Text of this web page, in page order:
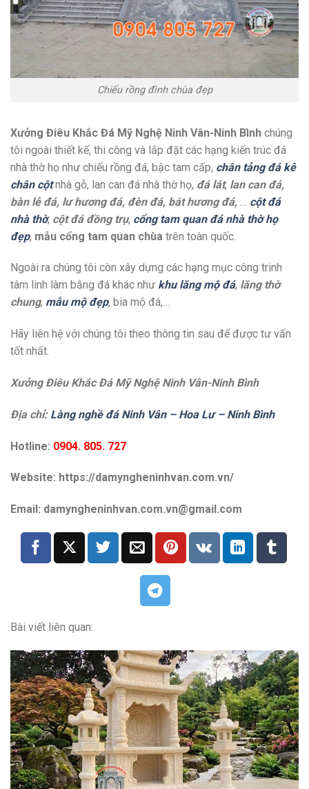
Chiếu rồng đình chùa đẹp
Xưởng Điêu Khắc Đá Mỹ Nghệ Ninh Vân-Ninh Bình chúng
tôi ngoài thiết kế, thi công và lắp đặt các hạng kiến trúc đá
nhà thờ họ như chiếu rồng đá, bậc tam cấp, chân tảng đá kê
chân cộtnhà gỗ, lan can đá nhà thờ họ, đá lát, lan can đá,
bàn lễ đá, lư hương đá, đèn đá, bát hương đá,
cột đá
nhà thờ, cột đá đồng trụ, cổng tam quan đá nhà thờ họ
đẹp, mẫu cổng tam quan chùa trên toàn quốc.
Ngoài ra chúng tôi còn xây dựng các hạng mục công trinh
tâm linh làm bằng đá khác như khu lăng mộ đá, lăng thờ
chung, mẫu mộ đẹp, bia mộ đá,…
Hãy liên hệ với chúng tôi theo thông tin sau để được tư vấn
tốt nhất.
Xưởng Điêu Khắc Đá Mỹ Nghệ Ninh Vân-Ninh Bình
Địa chỉ: Làng nghề đá Ninh Vân – Hoa Lư – Ninh Bình
Hotline: 0904. 805. 727
Website: https://damyngheninhvan.com.vn/
Email: damyngheninhvan.com.vn@gmail.com
Bài viết liên quan: